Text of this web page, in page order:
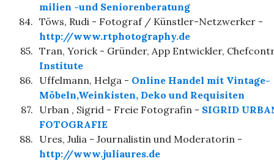
milien -und Seniorenberatung
84. Töws, Rudi - Fotograf / Künstler-Netzwerker -
http://www.rtphotography.de
85. Tran, Yorick - Gründer, App Entwickler,
Institute
86. Uffelmann, Helga - Online Handel mit Vintage-
Möbeln,Weinkisten, Deko und Requisiten
87. Urban , Sigrid - Freie Fotografin - SIGRID
FOTOGRAFIE
88. Ures, Julia - Journalistin und Moderatorin -
http://www.juliaures.de